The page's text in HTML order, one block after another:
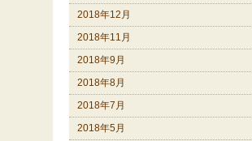
2018年12月
2018年11月
2018年9月
2018年8月
2018年7月
2018年5月